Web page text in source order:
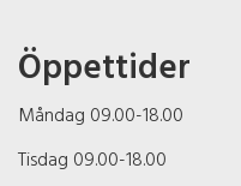
Öppettider
Måndag 09.00-18.00
Tisdag 09.00-18.00